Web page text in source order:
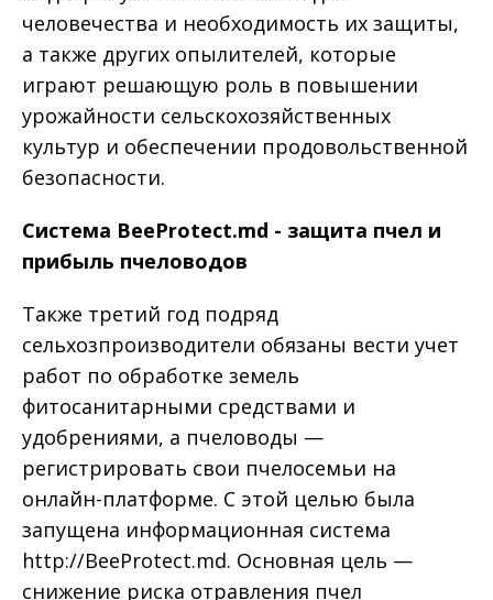
человечества и необходимость их защиты,
а также других опылителей, которые
играют решающую роль в повышении
урожайности сельскохозяйственных
культур и обеспечении продовольственной
безопасности.
Система BeeProtect.md - защита пчел и
прибыль пчеловодов
Также третий год подряд
сельхозпроизводители обязаны вести учет
работ по обработке земель
фитосанитарными средствами и
удобрениями, а пчеловоды —
регистрировать свои пчелосемьи на
онлайн-платформе. С этой целью была
запущена информационная система
http://BeeProtect.md. Основная цель —
снижение риска отравления пчел